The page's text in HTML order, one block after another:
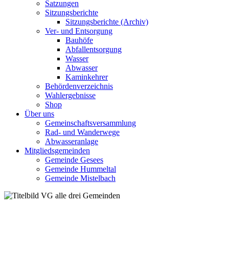
Satzungen
Sitzungsberichte
Sitzungsberichte (Archiv)
Ver- und Entsorgung
Bauhöfe
Abfallentsorgung
Wasser
Abwasser
Kaminkehrer
Behördenverzeichnis
Wahlergebnisse
Shop
Über uns
Gemeinschaftsversammlung
Rad- und Wanderwege
Abwasseranlage
Mitgliedsgemeinden
Gemeinde Gesees
Gemeinde Hummeltal
Gemeinde Mistelbach